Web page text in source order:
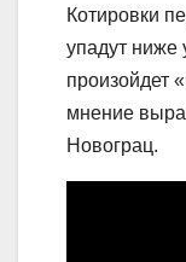
Котировки
упадут ниже
произойдет
мнение
Новограц.